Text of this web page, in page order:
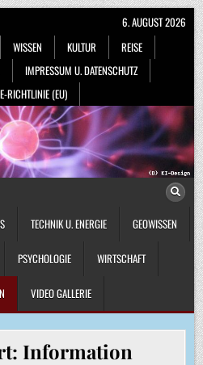
WISSEN KULTUR
REISE
IMPRESSUM U. DATENSCHUTZ
RICHTLINIE (EU)
6. AUGUST 2026
TECHNIK U. ENERGIE GEOWISSEN
PSYCHOLOGIE WIRTSCHAFT
VIDEO GALLERIE
Information